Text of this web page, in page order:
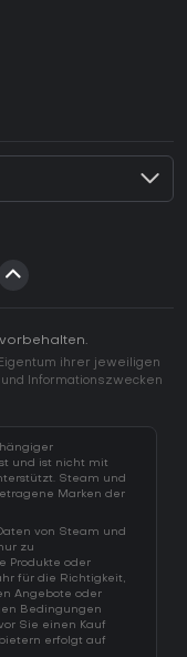
Key?
CD Key?
ihrer jeweiligen
Informationszwecken
und ist nicht mit
Steam und
Marken der
von Steam und
zu
Produkte oder
für die Richtigkeit,
Angebote oder
Bedingungen
Sie einen Kauf
erfolgt auf